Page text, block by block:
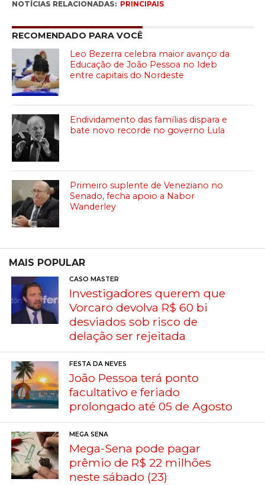
NOTÍCIAS RELACIONADAS: PRINCIPAIS
RECOMENDADO PARA VOCÊ
Leo Bezerra celebra maior avanço da
Educação de João Pessoa no Ideb
entre capitais do Nordeste
Endividamento das famílias dispara e
bate novo recorde no governo Lula
Primeiro suplente de Veneziano no
Senado, fecha apoio a Nabor
Wanderley
MAIS POPULAR
CASO MASTER
Investigadores querem que
Vorcaro devolva R$ 60 bi
desviados sob risco de
delação ser rejeitada
FESTA DA NEVES
João Pessoa terá ponto
facultativo e feriado
prolongado até 05 de Agosto
MEGA SENA
Mega-Sena pode pagar
prêmio de R$ 22 milhões
neste sábado (23)